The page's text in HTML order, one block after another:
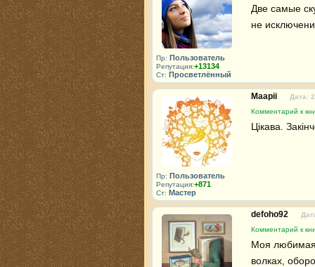
Пр: Пользователь
Репутация:+13134
Ст: Просветлённый
Две самые
не
Пр: Пользователь
Репутация:+871
Ст: Мастер
Maapii
Дата:
Комментарий к
Цікава.
defoho92
Комментарий к
Моя любимая
волках,